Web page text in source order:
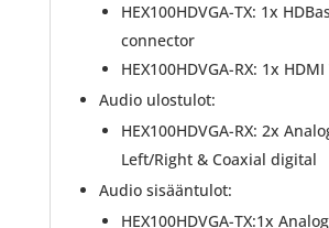
HEX100HDVGA-TX: 1x
connector
HEX100HDVGA-RX: 1x
Audio ulostulot:
HEX100HDVGA-RX: 2x
Left/Right & Coaxial digital
Audio sisääntulot:
HEX100HDVGA-TX:1x